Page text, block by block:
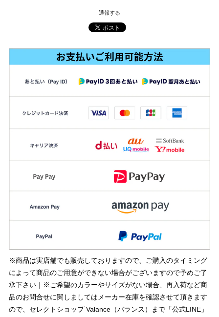
通報する
※商品は実店舗でも販売しておりますので、ご購入のタイミング
によって商品のご用意ができない場合がございますので予めご了
承下さい｜※ご希望のカラーやサイズがない場合、再入荷など商
品のお問合せに関しましてはメーカー在庫を確認させて頂きます
ので、セレクトショップ Valance（バランス）まで「公式LINE」